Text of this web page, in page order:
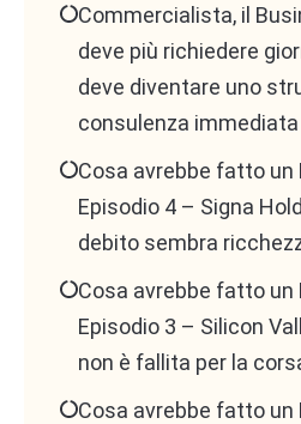
Commercialista, il
deve più richiedere
deve diventare uno
consulenza immediata
Cosa avrebbe fatto un
Episodio 4 – Signa
debito sembra
Cosa avrebbe fatto un
Episodio 3 – Silicon
non è fallita per la
Cosa avrebbe fatto un